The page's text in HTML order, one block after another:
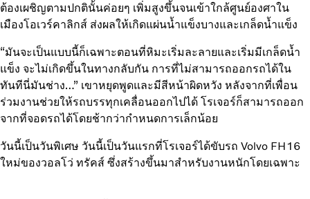
ต้องเผชิญตามปกตินั้นค่อยๆ เพิ่มสูงขึ้นจนเข้าใกล้ศูนย์องศาใน
เมืองโอเวร์คาลิกส์ ส่งผลให้เกิดแผ่นน้ำแข็งบางและเกล็ดน้ำแข็ง
“มันจะเป็นแบบนี้ก็เฉพาะตอนที่หิมะเริ่มละลายและเริ่มมีเกล็ดน้ำ
แข็ง จะไม่เกิดขึ้นในทางกลับกัน การที่ไม่สามารถออกรถได้ใน
ทันทีนี่มันช่าง…” เขาหยุดพูดและมีสีหน้าผิดหวัง หลังจากที่เพื่อน
ร่วมงานช่วยให้รถบรรทุกเคลื่อนออกไปได้ โรเจอร์ก็สามารถออก
จากที่จอดรถได้โดยช้ากว่ากำหนดการเล็กน้อย
วันนี้เป็นวันพิเศษ วันนี้เป็นวันแรกที่โรเจอร์ได้ขับรถ Volvo FH16
ใหม่ของวอลโว่ ทรัคส์ ซึ่งสร้างขึ้นมาสำหรับงานหนักโดยเฉพาะ